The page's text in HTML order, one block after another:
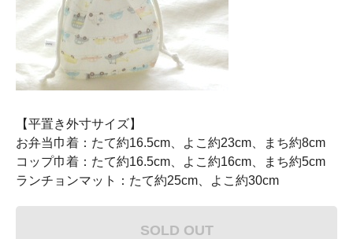
【平置き外寸サイズ】
お弁当巾着：たて約16.5cm、よこ約23cm、まち約8cm
コップ巾着：たて約16.5cm、よこ約16cm、まち約5cm
ランチョンマット：たて約25cm、よこ約30cm
SOLD OUT